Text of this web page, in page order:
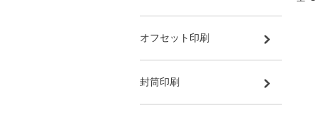
オフセット印刷
封筒印刷